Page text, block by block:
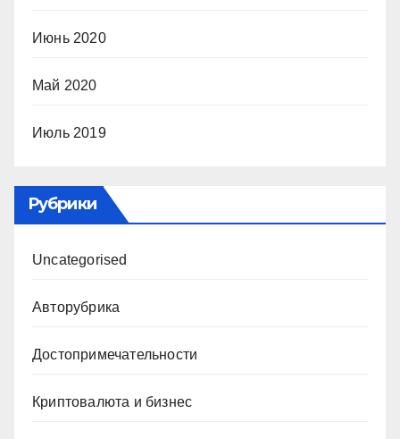
Июнь 2020
Май 2020
Июль 2019
Рубрики
Uncategorised
Авторубрика
Достопримечательности
Криптовалюта и бизнес